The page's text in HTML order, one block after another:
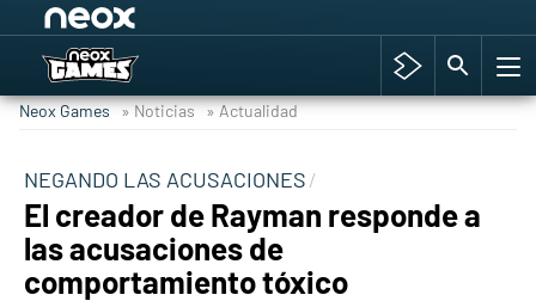
Hyrule Warriors: La Era del Cataclismo
Cyberpunk 2077
Hyrule Warriors
Asia peculiar tradición
Neox Games » Noticias » Actualidad
NEGANDO LAS ACUSACIONES
El creador de Rayman responde a
las acusaciones de
comportamiento tóxico